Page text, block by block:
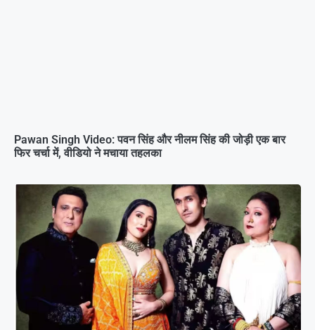
Pawan Singh Video: पवन सिंह और नीलम सिंह की जोड़ी एक बार
फिर चर्चा में, वीडियो ने मचाया तहलका